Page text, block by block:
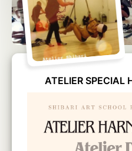
ATELIER SPECIAL